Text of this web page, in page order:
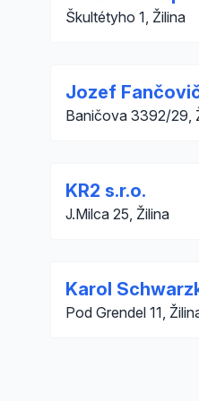
Škultétyho 1, Žilina
Jozef
Baničova 3392/29,
KR2 s.r.o.
J.Milca 25, Žilina
Karol
Pod Grendel 11,